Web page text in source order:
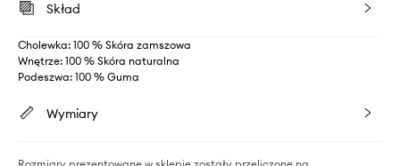
Skład
Cholewka: 100 % Skóra zamszowa
Wnętrze: 100 % Skóra naturalna
Podeszwa: 100 % Guma
Wymiary